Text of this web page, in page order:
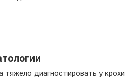
тяжело диагностировать у крохи